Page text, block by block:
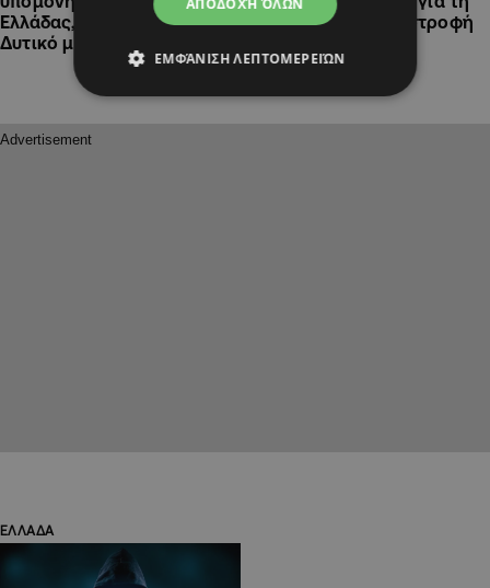
Ελλάδας,μαγειρεύει αντι-
Δυτικό μπλοκ με Πούτιν
Μικρασιατική Καταστροφή
ΕΛΛΑΔΑ
ΑΠΟΔΟΧΉ ΌΛΩΝ
ΕΜΦΆΝΙΣΗ ΛΕΠΤΟΜΕΡΕΙΏΝ